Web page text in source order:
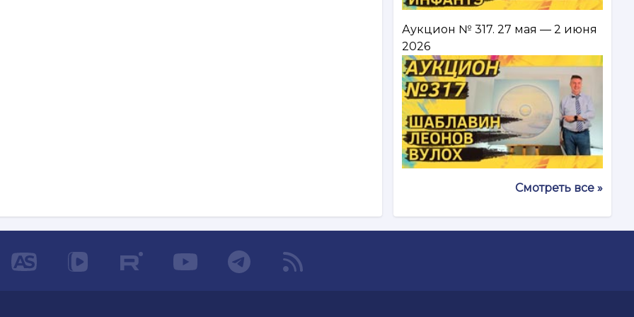
Аукцион № 317. 27 мая — 2 июня
2026
Смотреть все »